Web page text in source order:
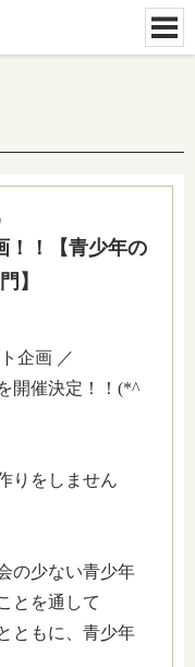
！！【青少年の
】
企画 ／
開催決定！！(*^
りをしません
の少ない青少年
とを通して
ともに、青少年